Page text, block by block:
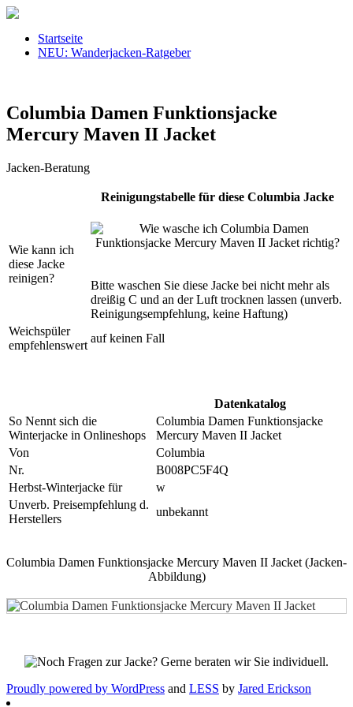
Startseite
NEU: Wanderjacken-Ratgeber
Columbia Damen Funktionsjacke
Mercury Maven II Jacket
Jacken-Beratung
Reinigungstabelle für diese Columbia Jacke
Wie kann ich
diese Jacke
reinigen?
Bitte waschen Sie diese Jacke bei nicht mehr als
dreißig C und an der Luft trocknen lassen (unverb.
Reinigungsempfehlung, keine Haftung)
Weichspüler
empfehlenswert
auf keinen Fall
Datenkatalog
So Nennt sich die
Winterjacke in Onlineshops
Columbia Damen Funktionsjacke
Mercury Maven II Jacket
Von
Columbia
Nr.
B008PC5F4Q
Herbst-Winterjacke für
w
Unverb. Preisempfehlung d.
Herstellers
unbekannt
Columbia Damen Funktionsjacke Mercury Maven II Jacket (Jacken-
Abbildung)
Proudly powered by WordPress and LESS by Jared Erickson